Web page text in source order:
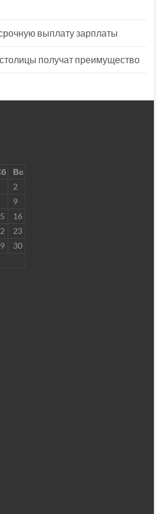
выплату зарплаты
получат преимущество
Вс
2
9
16
23
30